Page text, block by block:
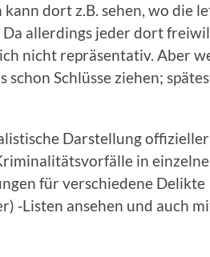
dort z.B. sehen, wo die
Da aller­dings jeder dort
nicht reprä­sen­ta­tiv. Aber
Schlüs­se zie­hen;
Dar­stel­lung
in
für ver­schie­de­ne Delik­te
‑Lis­ten anse­hen und auch